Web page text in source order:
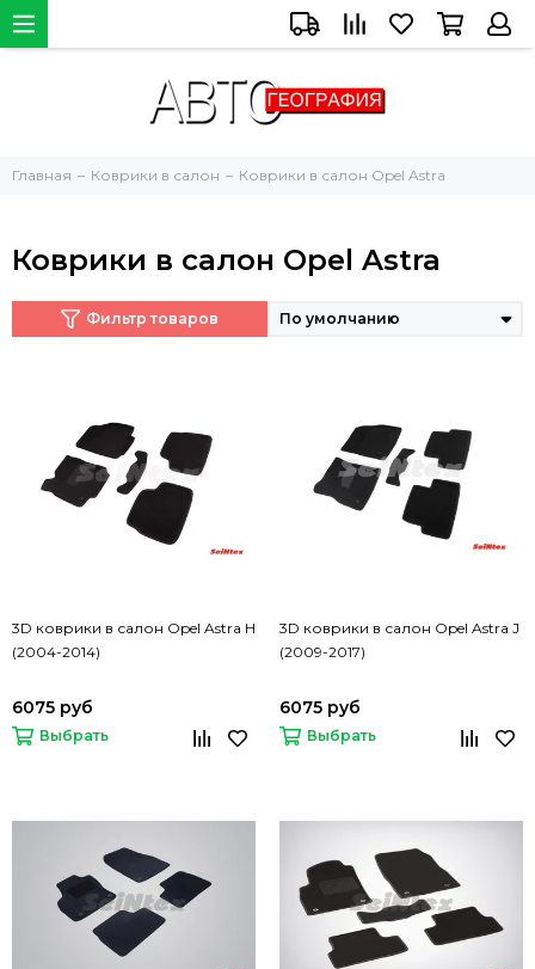
Главная Коврики в салон Коврики в салон Opel Astra
Коврики в салон Opel Astra
Фильтр товаров
3D коврики в салон Opel Astra H
(2004-2014)
6075 руб
Выбрать
3D коврики в салон Opel Astra J
(2009-2017)
6075 руб
Выбрать